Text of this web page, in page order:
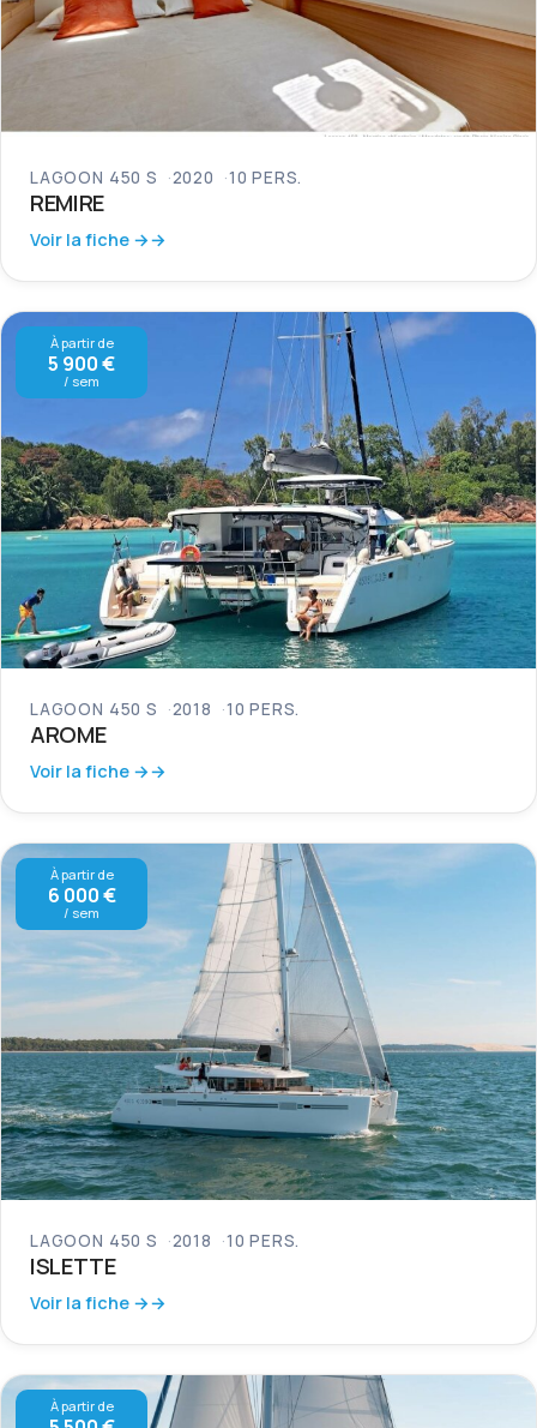
LAGOON 450 S 2020 10 PERS.
REMIRE
Voir la fiche →
À partir de
5 900 €
/ sem
LAGOON 450 S 2018 10 PERS.
AROME
Voir la fiche →
À partir de
6 000 €
/ sem
LAGOON 450 S 2018 10 PERS.
ISLETTE
Voir la fiche →
À partir de